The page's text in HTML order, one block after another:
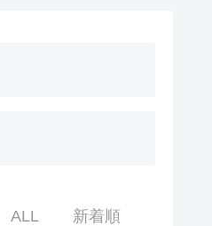
ALL 新着順